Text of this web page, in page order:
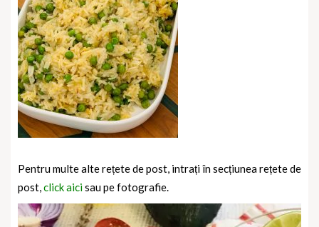
Pentru multe alte rețete de post, intrați în secțiunea rețete de
post,click aicisau pe fotografie.